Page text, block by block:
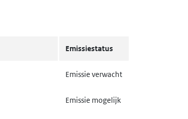
Emissiestatus
Emissie verwacht
Emissie mogelijk